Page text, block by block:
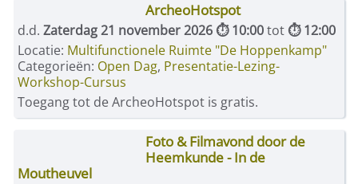
ArcheoHotspot
d.d.Zaterdag 21 november 2026 ⏱ 10:00tot ⏱ 12:00
Locatie: Multifunctionele Ruimte "De Hoppenkamp"
Categorieën: Open Dag, Presentatie-Lezing-
Workshop-Cursus
Toegang tot de ArcheoHotspot is gratis.
Foto & Filmavond door de
Heemkunde - In de
Moutheuvel